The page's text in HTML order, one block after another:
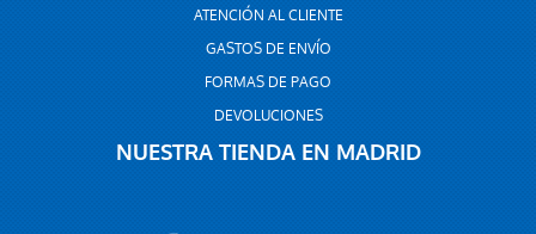
ATENCIÓN AL CLIENTE
GASTOS DE ENVÍO
FORMAS DE PAGO
DEVOLUCIONES
NUESTRA TIENDA EN MADRID